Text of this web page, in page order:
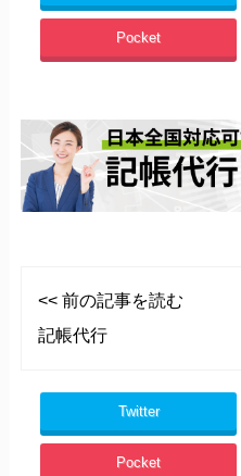
Pocket
<< 前の記事を読む
記帳代行
Twitter
Pocket